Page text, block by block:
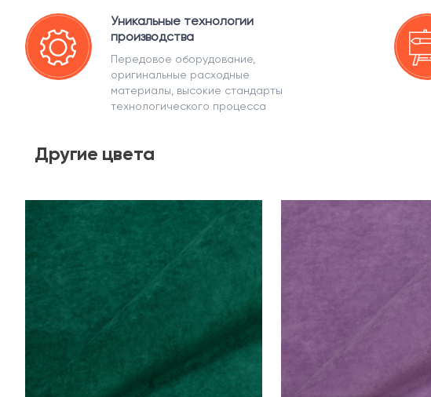
Уникальные технологии
производства
Передовое оборудование,
оригинальные расходные
материалы, высокие стандарты
технологического процесса
Другие цвета